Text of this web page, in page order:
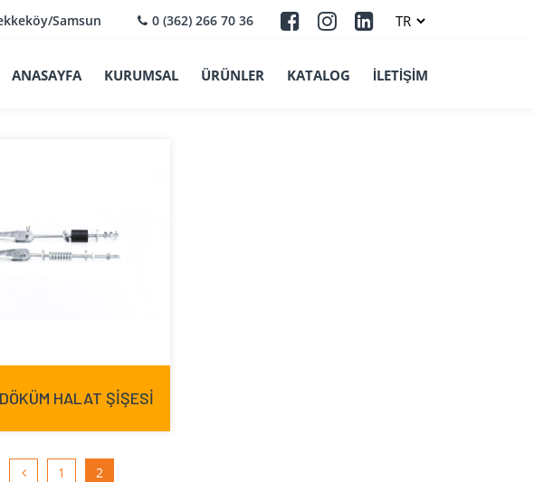
Samsun 0 (362) 266 70 36
ANASAYFA KURUMSAL ÜRÜNLER KATALOG İLETİŞİM
HALAT ŞİŞESİ
1 2